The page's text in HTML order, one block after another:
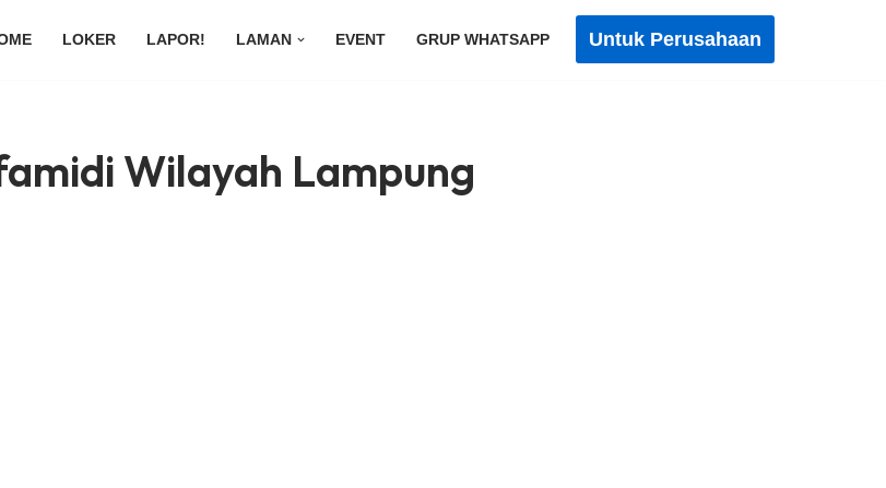
LOKER LAPOR! LAMAN EVENT GRUP WHATSAPP Untuk Perusahaan
Wilayah Lampung